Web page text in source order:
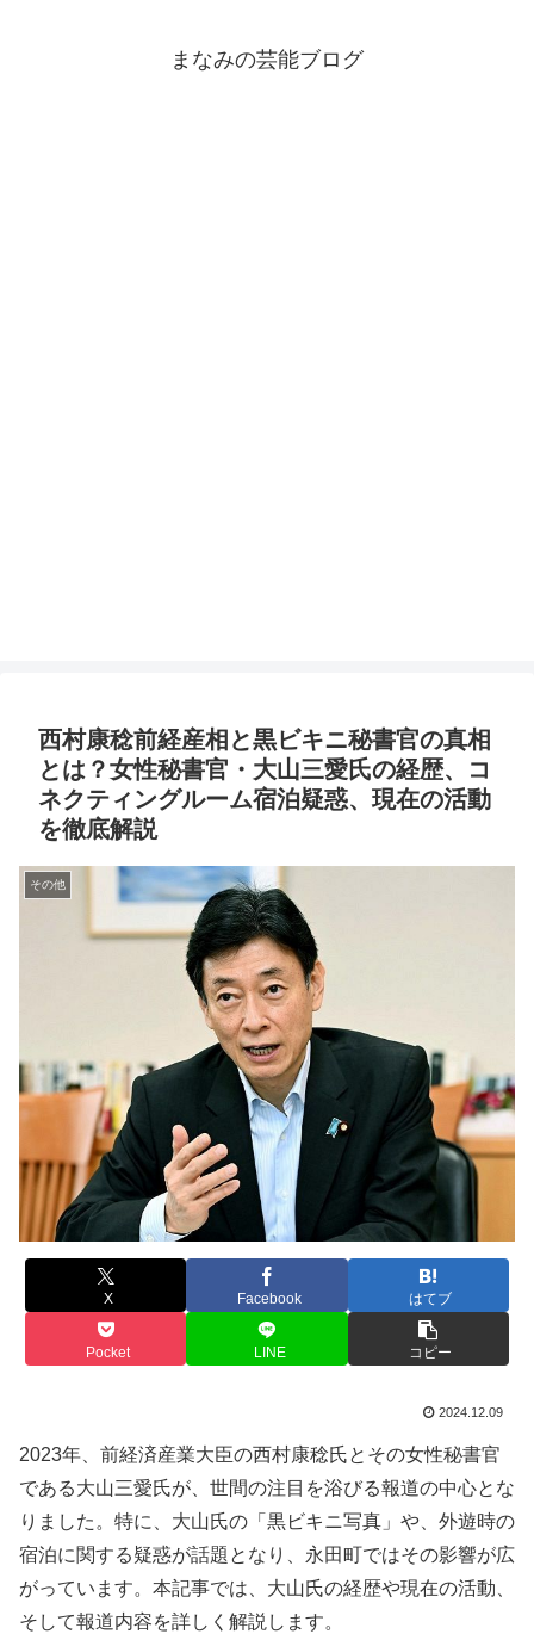
まなみの芸能ブログ
西村康稔前経産相と黒ビキニ秘書官の真相
とは？女性秘書官・大山三愛氏の経歴、コ
ネクティングルーム宿泊疑惑、現在の活動
を徹底解説
その他
X Facebook はてブ
Pocket LINE コピー
2024.12.09
2023年、前経済産業大臣の西村康稔氏とその女性秘書官
である大山三愛氏が、世間の注目を浴びる報道の中心とな
りました。特に、大山氏の「黒ビキニ写真」や、外遊時の
宿泊に関する疑惑が話題となり、永田町ではその影響が広
がっています。本記事では、大山氏の経歴や現在の活動、
そして報道内容を詳しく解説します。